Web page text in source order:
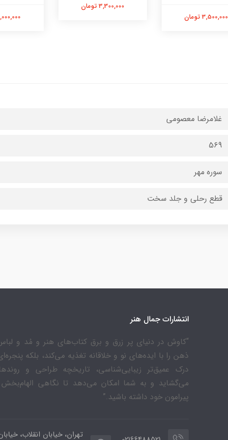
3,500,000 تومان
3,300,000 تومان
3,000,000
غلامرضا معصومی
569
سوره مهر
قطع رحلی و جلد سخت
انتشارات جمال هنر
“کاوش در دنیای پر زرق و برق کتاب‌های هنر و مُد و
ذهن را با ایده‌های نو و خلاقانه تغذیه می‌کند، بلکه
درک عمیق‌تر زیبایی‌شناسی، تاریخچه طراحی و
می‌گشاید و به شما امکان می‌دهد تا نگاهی
پیرامون خود داشته باشید.”
تهران، خیابان انقلاب،